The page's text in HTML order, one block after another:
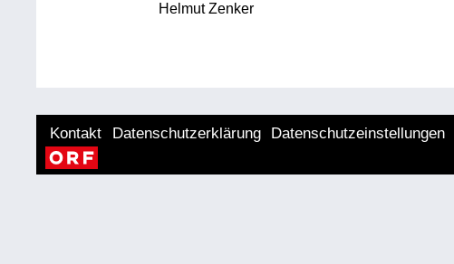
Helmut Zenker
Kontakt Datenschutzerklärung Datenschutzeinstellungen